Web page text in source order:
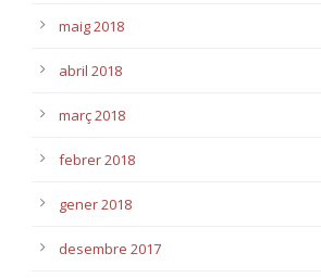
maig 2018
abril 2018
març 2018
febrer 2018
gener 2018
desembre 2017